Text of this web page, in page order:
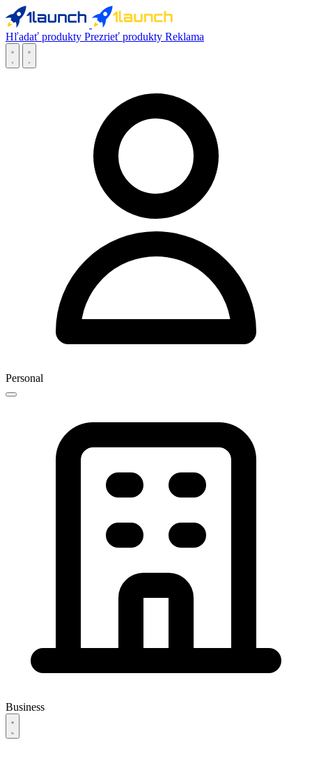
Hľadať produkty Prezrieť produkty Reklama
Personal
Business